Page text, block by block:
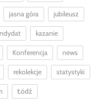
jasna góra jubileusz
kazanie
Konferencja news
rekolekcje statystyki
Łódź